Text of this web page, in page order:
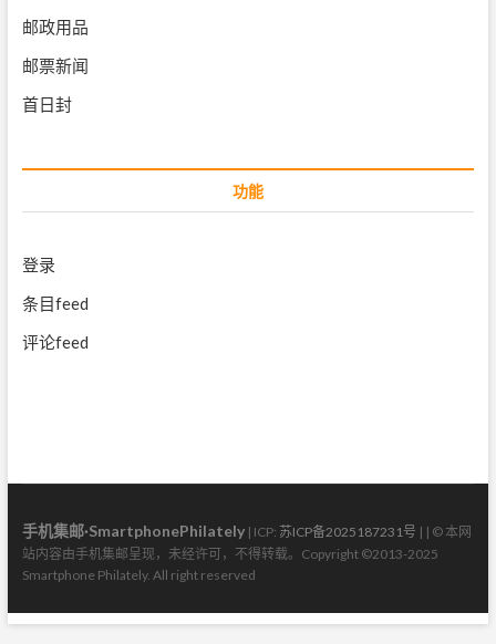
邮政用品
邮票新闻
首日封
功能
登录
条目feed
评论feed
手机集邮·SmartphonePhilately| ICP: 苏ICP备2025187231号 | | © 本网
站内容由手机集邮呈现，未经许可，不得转载。Copyright ©2013-2025
Smartphone Philately. All right reserved